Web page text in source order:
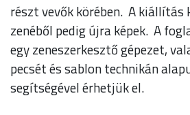
részt vevők körében. A kiállítás
zenéből pedig újra képek. A
egy zeneszerkesztő gépezet,
pecsét és sablon technikán
segítségével érhetjük el.